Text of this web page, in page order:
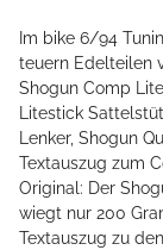
Im bike 6/94
teuern Edelteilen
Shogun Comp
Litestick
Lenker, Shogun
Textauszug zum
Original: Der
wiegt nur 200
Textauszug zu